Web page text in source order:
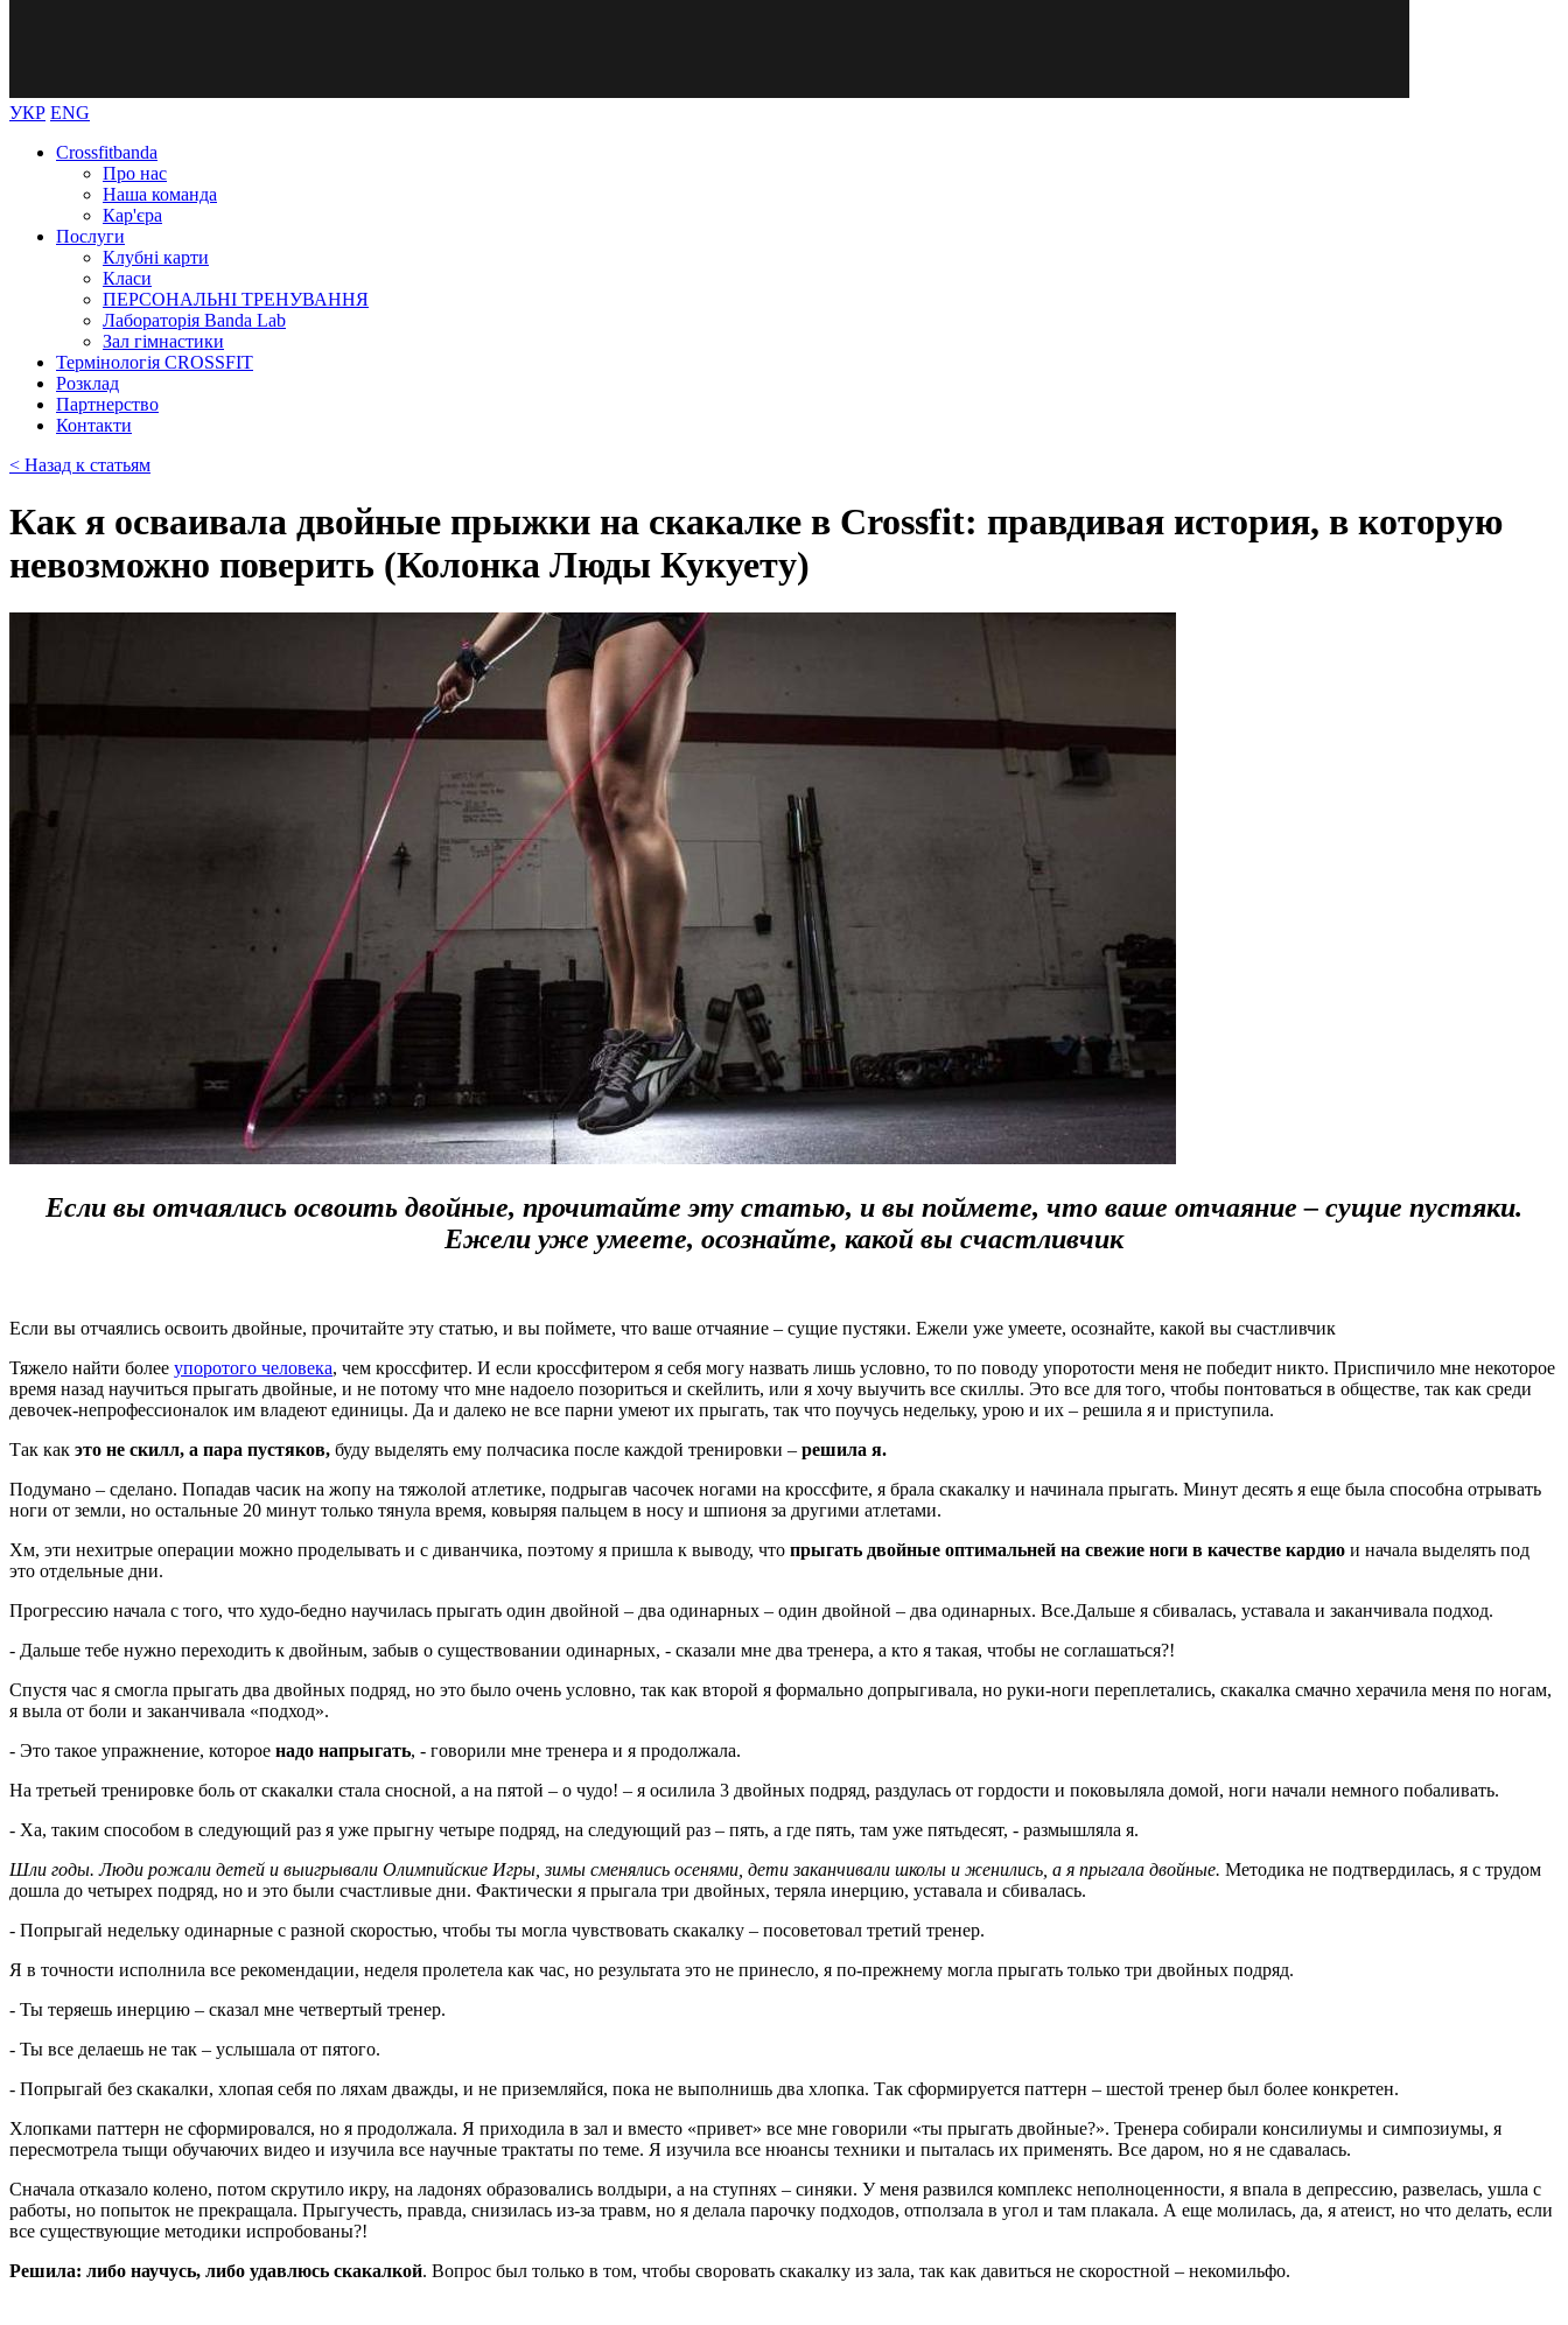
УКР ENG
Crossfitbanda
Про нас
Наша команда
Кар'єра
Послуги
Клубні карти
Класи
ПЕРСОНАЛЬНІ ТРЕНУВАННЯ
Лабораторія Banda Lab
Зал гімнастики
Термінологія CROSSFIT
Розклад
Партнерство
Контакти
< Назад к статьям
Как я осваивала двойные прыжки на скакалке в Crossfit: правдивая история, в которую
невозможно поверить (Колонка Люды Кукуету)
Если вы отчаялись освоить двойные, прочитайте эту статью, и вы поймете, что ваше отчаяние – сущие пустяки.
Ежели уже умеете, осознайте, какой вы счастливчик
Если вы отчаялись освоить двойные, прочитайте эту статью, и вы поймете, что ваше отчаяние – сущие пустяки. Ежели уже умеете, осознайте, какой вы счастливчик
Тяжело найти более упоротого человека, чем кроссфитер. И если кроссфитером я себя могу назвать лишь условно, то по поводу упоротости меня не победит никто. Приспичило мне некоторое
время назад научиться прыгать двойные, и не потому что мне надоело позориться и скейлить, или я хочу выучить все скиллы. Это все для того, чтобы понтоваться в обществе, так как среди
девочек-непрофессионалок им владеют единицы. Да и далеко не все парни умеют их прыгать, так что поучусь недельку, урою и их – решила я и приступила.
Так как это не скилл, а пара пустяков, буду выделять ему полчасика после каждой тренировки – решила я.
Подумано – сделано. Попадав часик на жопу на тяжолой атлетике, подрыгав часочек ногами на кроссфите, я брала скакалку и начинала прыгать. Минут десять я еще была способна отрывать
ноги от земли, но остальные 20 минут только тянула время, ковыряя пальцем в носу и шпионя за другими атлетами.
Хм, эти нехитрые операции можно проделывать и с диванчика, поэтому я пришла к выводу, что прыгать двойные оптимальней на свежие ноги в качестве кардио и начала выделять под
это отдельные дни.
Прогрессию начала с того, что худо-бедно научилась прыгать один двойной – два одинарных – один двойной – два одинарных. Все.Дальше я сбивалась, уставала и заканчивала подход.
- Дальше тебе нужно переходить к двойным, забыв о существовании одинарных, - сказали мне два тренера, а кто я такая, чтобы не соглашаться?!
Спустя час я смогла прыгать два двойных подряд, но это было очень условно, так как второй я формально допрыгивала, но руки-ноги переплетались, скакалка смачно херачила меня по ногам,
я выла от боли и заканчивала «подход».
- Это такое упражнение, которое надо напрыгать, - говорили мне тренера и я продолжала.
На третьей тренировке боль от скакалки стала сносной, а на пятой – о чудо! – я осилила 3 двойных подряд, раздулась от гордости и поковыляла домой, ноги начали немного побаливать.
- Ха, таким способом в следующий раз я уже прыгну четыре подряд, на следующий раз – пять, а где пять, там уже пятьдесят, - размышляла я.
Шли годы. Люди рожали детей и выигрывали Олимпийские Игры, зимы сменялись осенями, дети заканчивали школы и женились, а я прыгала двойные. Методика не подтвердилась, я с трудом
дошла до четырех подряд, но и это были счастливые дни. Фактически я прыгала три двойных, теряла инерцию, уставала и сбивалась.
- Попрыгай недельку одинарные с разной скоростью, чтобы ты могла чувствовать скакалку – посоветовал третий тренер.
Я в точности исполнила все рекомендации, неделя пролетела как час, но результата это не принесло, я по-прежнему могла прыгать только три двойных подряд.
- Ты теряешь инерцию – сказал мне четвертый тренер.
- Ты все делаешь не так – услышала от пятого.
- Попрыгай без скакалки, хлопая себя по ляхам дважды, и не приземляйся, пока не выполнишь два хлопка. Так сформируется паттерн – шестой тренер был более конкретен.
Хлопками паттерн не сформировался, но я продолжала. Я приходила в зал и вместо «привет» все мне говорили «ты прыгать двойные?». Тренера собирали консилиумы и симпозиумы, я
пересмотрела тыщи обучаючих видео и изучила все научные трактаты по теме. Я изучила все нюансы техники и пыталась их применять. Все даром, но я не сдавалась.
Сначала отказало колено, потом скрутило икру, на ладонях образовались волдыри, а на ступнях – синяки. У меня развился комплекс неполноценности, я впала в депрессию, развелась, ушла с
работы, но попыток не прекращала. Прыгучесть, правда, снизилась из-за травм, но я делала парочку подходов, отползала в угол и там плакала. А еще молилась, да, я атеист, но что делать, если
все существующие методики испробованы?!
Решила: либо научусь, либо удавлюсь скакалкой. Вопрос был только в том, чтобы своровать скакалку из зала, так как давиться не скоростной – некомильфо.